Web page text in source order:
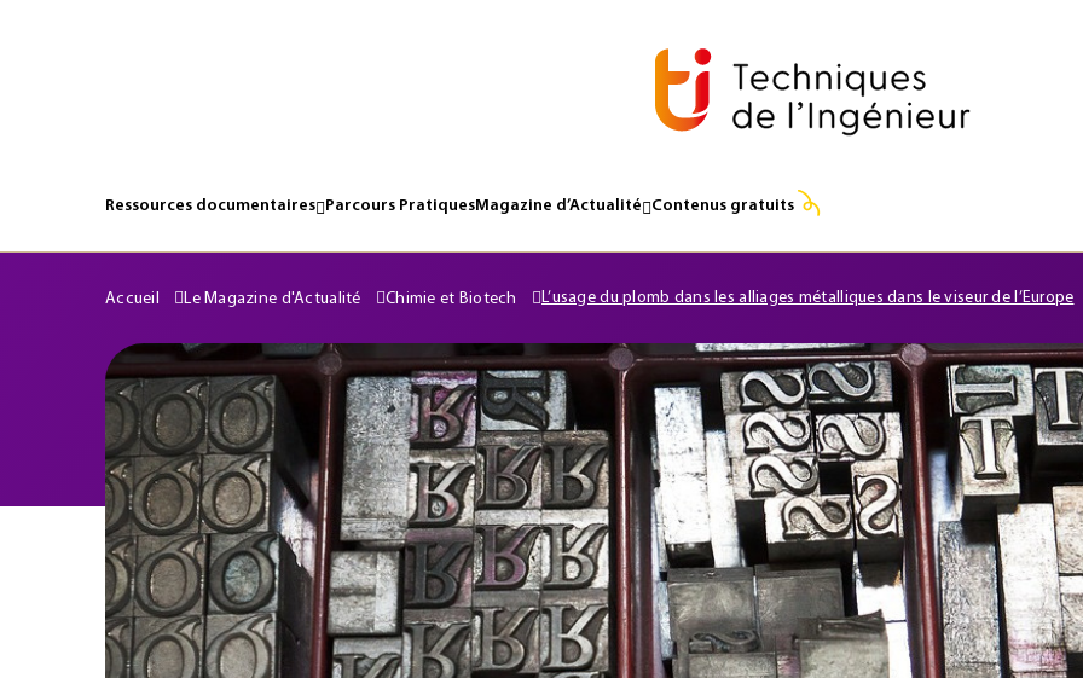
Ressources documentaires Parcours PratiquesMagazine d’Actualité Contenus gratuits
Accueil Le Magazine d'Actualité Chimie et Biotech L’usage du plomb dans les alliages métalliques dans le viseur de l’Europe